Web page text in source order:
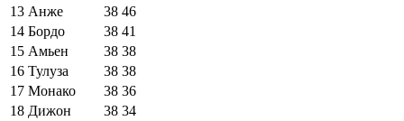
13 Анже 38 46
14 Бордо 38 41
15 Амьен 38 38
16 Тулуза 38 38
17 Монако 38 36
18 Дижон 38 34